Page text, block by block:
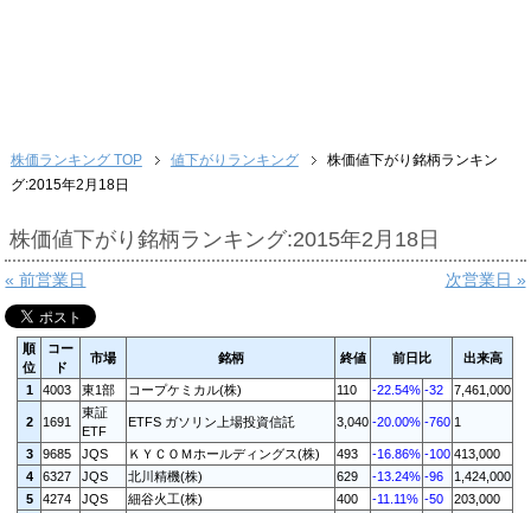
株価ランキング TOP 値下がりランキング
株価値下がり銘柄ランキン
グ:2015年2月18日
株価値下がり銘柄ランキング:2015年2月18日
« 前営業日 次営業日 »
順
位
コー
ド
市場 銘柄 終値 前日比 出来高
1 4003 東1部 コープケミカル(株) 110 -22.54% -32 7,461,000
2 1691
東証
ETF
ETFS ガソリン上場投資信託 3,040 -20.00% -760 1
3 9685 JQS ＫＹＣＯＭホールディングス(株) 493 -16.86% -100 413,000
4
6327 JQS 北川精機(株) 629 -13.24% -96
1,424,000
5
4274 JQS 細谷火工(株) 400 -11.11% -50
203,000